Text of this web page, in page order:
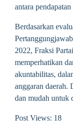
antara
Berdasarkan
2022, Fraksi
memperhatikan
akuntabilitas,
anggaran daerah.
dan mudah untuk
Post Views: 18